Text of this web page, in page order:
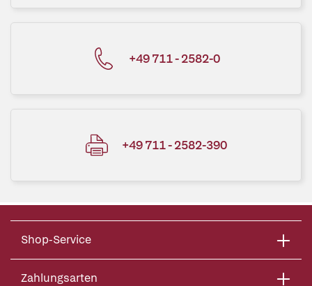
+49 711 - 2582-0
+49 711 - 2582-390
Shop-Service
Zahlungsarten